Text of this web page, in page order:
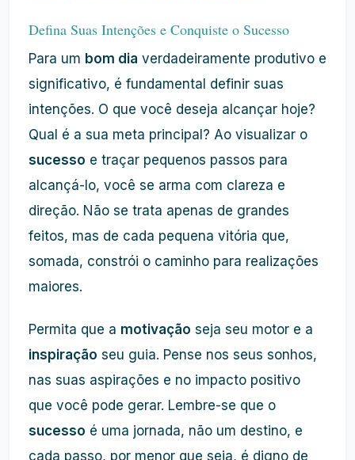
Defina Suas Intenções e Conquiste o Sucesso
Para um bom dia verdadeiramente produtivo e
significativo, é fundamental definir suas
intenções. O que você deseja alcançar hoje?
Qual é a sua meta principal? Ao visualizar o
sucesso e traçar pequenos passos para
alcançá-lo, você se arma com clareza e
direção. Não se trata apenas de grandes
feitos, mas de cada pequena vitória que,
somada, constrói o caminho para realizações
maiores.
Permita que a motivação seja seu motor e a
inspiração seu guia. Pense nos seus sonhos,
nas suas aspirações e no impacto positivo
que você pode gerar. Lembre-se que o
sucesso é uma jornada, não um destino, e
cada passo, por menor que seja, é digno de